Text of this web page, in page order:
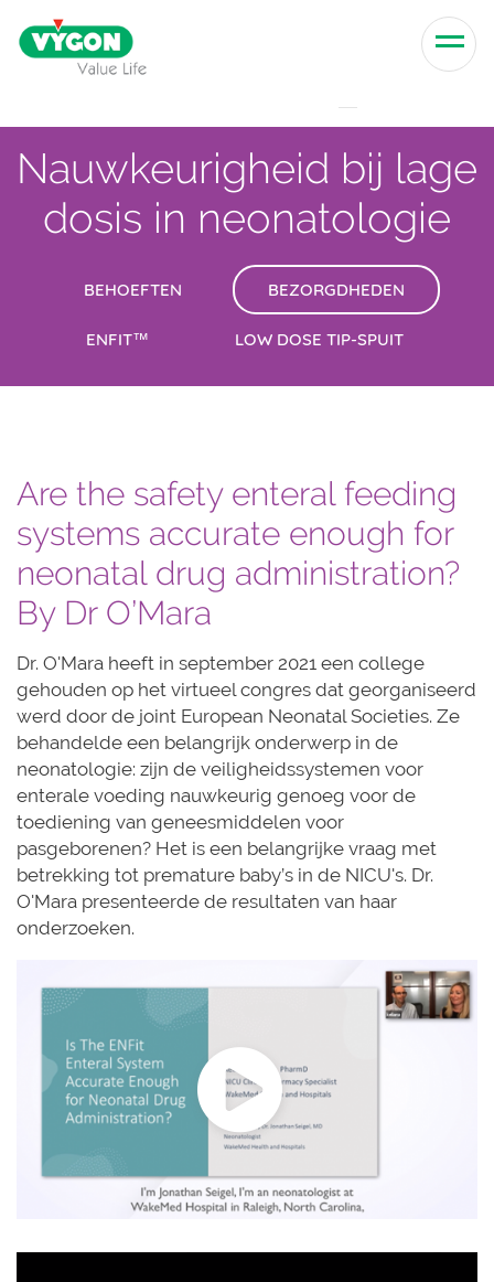
Skip to content
Nauwkeurigheid bij lage
dosis in neonatologie
BEHOEFTEN BEZORGDHEDEN
ENFIT™ LOW DOSE TIP-SPUIT
Are the safety enteral feeding
systems accurate enough for
neonatal drug administration?
By Dr O’Mara
Dr. O'Mara heeft in september 2021 een college
gehouden op het virtueel congres dat georganiseerd
werd door de joint European Neonatal Societies. Ze
behandelde een belangrijk onderwerp in de
neonatologie: zijn de veiligheidssystemen voor
enterale voeding nauwkeurig genoeg voor de
toediening van geneesmiddelen voor
pasgeborenen? Het is een belangrijke vraag met
betrekking tot premature baby’s in de NICU's. Dr.
O'Mara presenteerde de resultaten van haar
onderzoeken.